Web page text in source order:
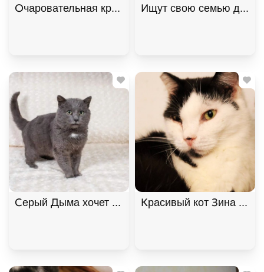
Очаровательная красавица София из МурМяу
Ищут свою семью два
Серый Дыма хочет домой. В дар! , Дымчатый,
Красивый кот Зина